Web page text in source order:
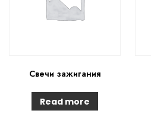
Свечи зажигания
Read more